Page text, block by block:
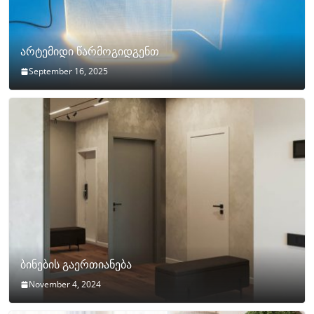
არტემიდი წარმოგიდგენთ
September 16, 2025
ბინების გაერთიანება
November 4, 2024